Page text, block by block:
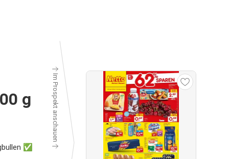
g
✅
Im Prospekt anschauen